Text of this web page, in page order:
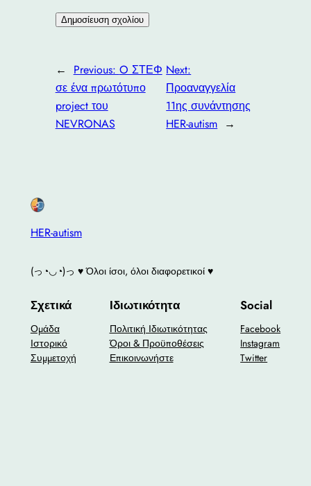
← Previous: O ΣΤΕΦ
σε ένα πρωτότυπο
project του
NEVRONAS
Next:
Προαναγγελία
11ης συνάντησης
HER-autism →
HER-autism
(っ◔◡◔)っ ♥ Όλοι ίσοι, όλοι διαφορετικοί ♥
Σχετικά
Ομάδα
Ιστορικό
Συμμετοχή
Ιδιωτικότητα
Πολιτική Ιδιωτικότητας
Όροι & Προϋποθέσεις
Επικοινωνήστε
Social
Facebook
Instagram
Twitter